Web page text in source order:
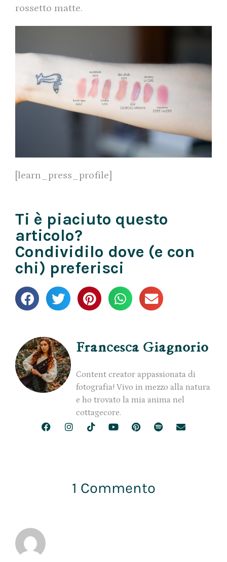
rossetto matte.
[learn_press_profile]
Ti è piaciuto questo
articolo?
Condividilo dove (e con
chi) preferisci
Francesca Giagnorio
Content creator appassionata di
fotografia! Vivo in mezzo alla natura
e ho trovato la mia anima nel
cottagecore.
1 Commento